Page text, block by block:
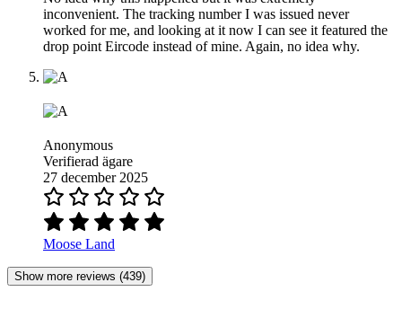
inconvenient. The tracking number I was issued never
worked for me, and looking at it now I can see it featured the
drop point Eircode instead of mine. Again, no idea why.
Anonymous
Verifierad ägare
27 december 2025
Moose Land
Show more reviews (439)